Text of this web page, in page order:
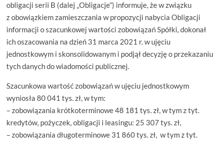
obligacji serii B (dalej „Obligacje”) informuje, że w związku
z obowiązkiem zamieszczania w propozycji nabycia Obligacji
informacji o szacunkowej wartości zobowiązań Spółki, dokonał
ich oszacowania na dzień 31 marca 2021 r. w ujęciu
jednostkowym i skonsolidowanym i podjął decyzję o przekazaniu
tych danych do wiadomości publicznej.
Szacunkowa wartość zobowiązań w ujęciu jednostkowym
wyniosła 80 041 tys. zł, w tym:
– zobowiązania krótkoterminowe 48 181 tys. zł, w tym z tyt.
kredytów, pożyczek, obligacji i leasingu: 25 307 tys. zł,
– zobowiązania długoterminowe 31 860 tys. zł, w tym z tyt.